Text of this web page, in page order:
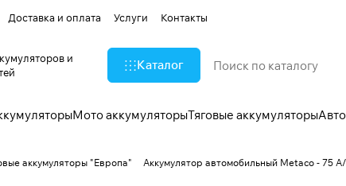
Доставка и оплата Услуги Контакты
и
Каталог
Мото аккумуляторыТяговые аккумуляторы
аккумуляторы "Европа" Аккумулятор автомобильный Metaco - 75